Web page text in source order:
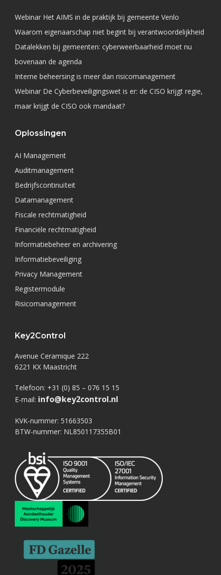
Webinar Het AIMS in de praktijk bij gemeente Venlo
Waarom eigenaarschap niet begint bij verantwoordelijkheid
Datalekken bij gemeenten: cyberweerbaarheid moet nu
bovenaan de agenda
Interne beheersing is meer dan risicomanagement
Webinar De Cyberbeveiligingswet is er: de CISO krijgt regie,
maar krijgt de CISO ook mandaat?
Oplossingen
AI Management
Auditmanagement
Bedrijfscontinuïteit
Datamanagement
Fiscale rechtmatigheid
Financiële rechtmatigheid
Informatiebeheer en archivering
Informatiebeveiliging
Privacy Management
Registermodule
Risicomanagement
Key2Control
Avenue Ceramique 222
6221 KX Maastricht
Telefoon: +31 (0) 85 – 076 15 15
E-mail: info@key2control.nl
KVK-nummer: 51663503
BTW-nummer: NL850117355B01